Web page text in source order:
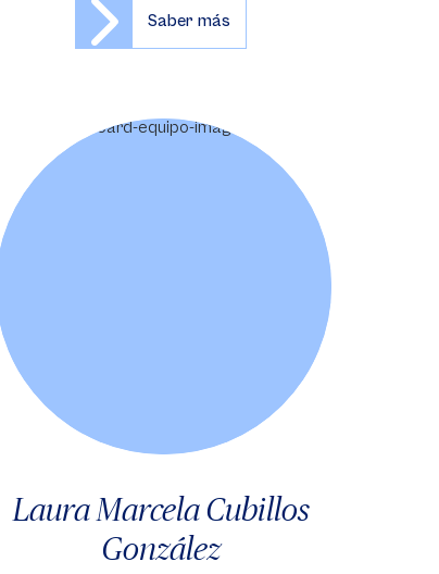
Saber más
Laura Marcela Cubillos
González